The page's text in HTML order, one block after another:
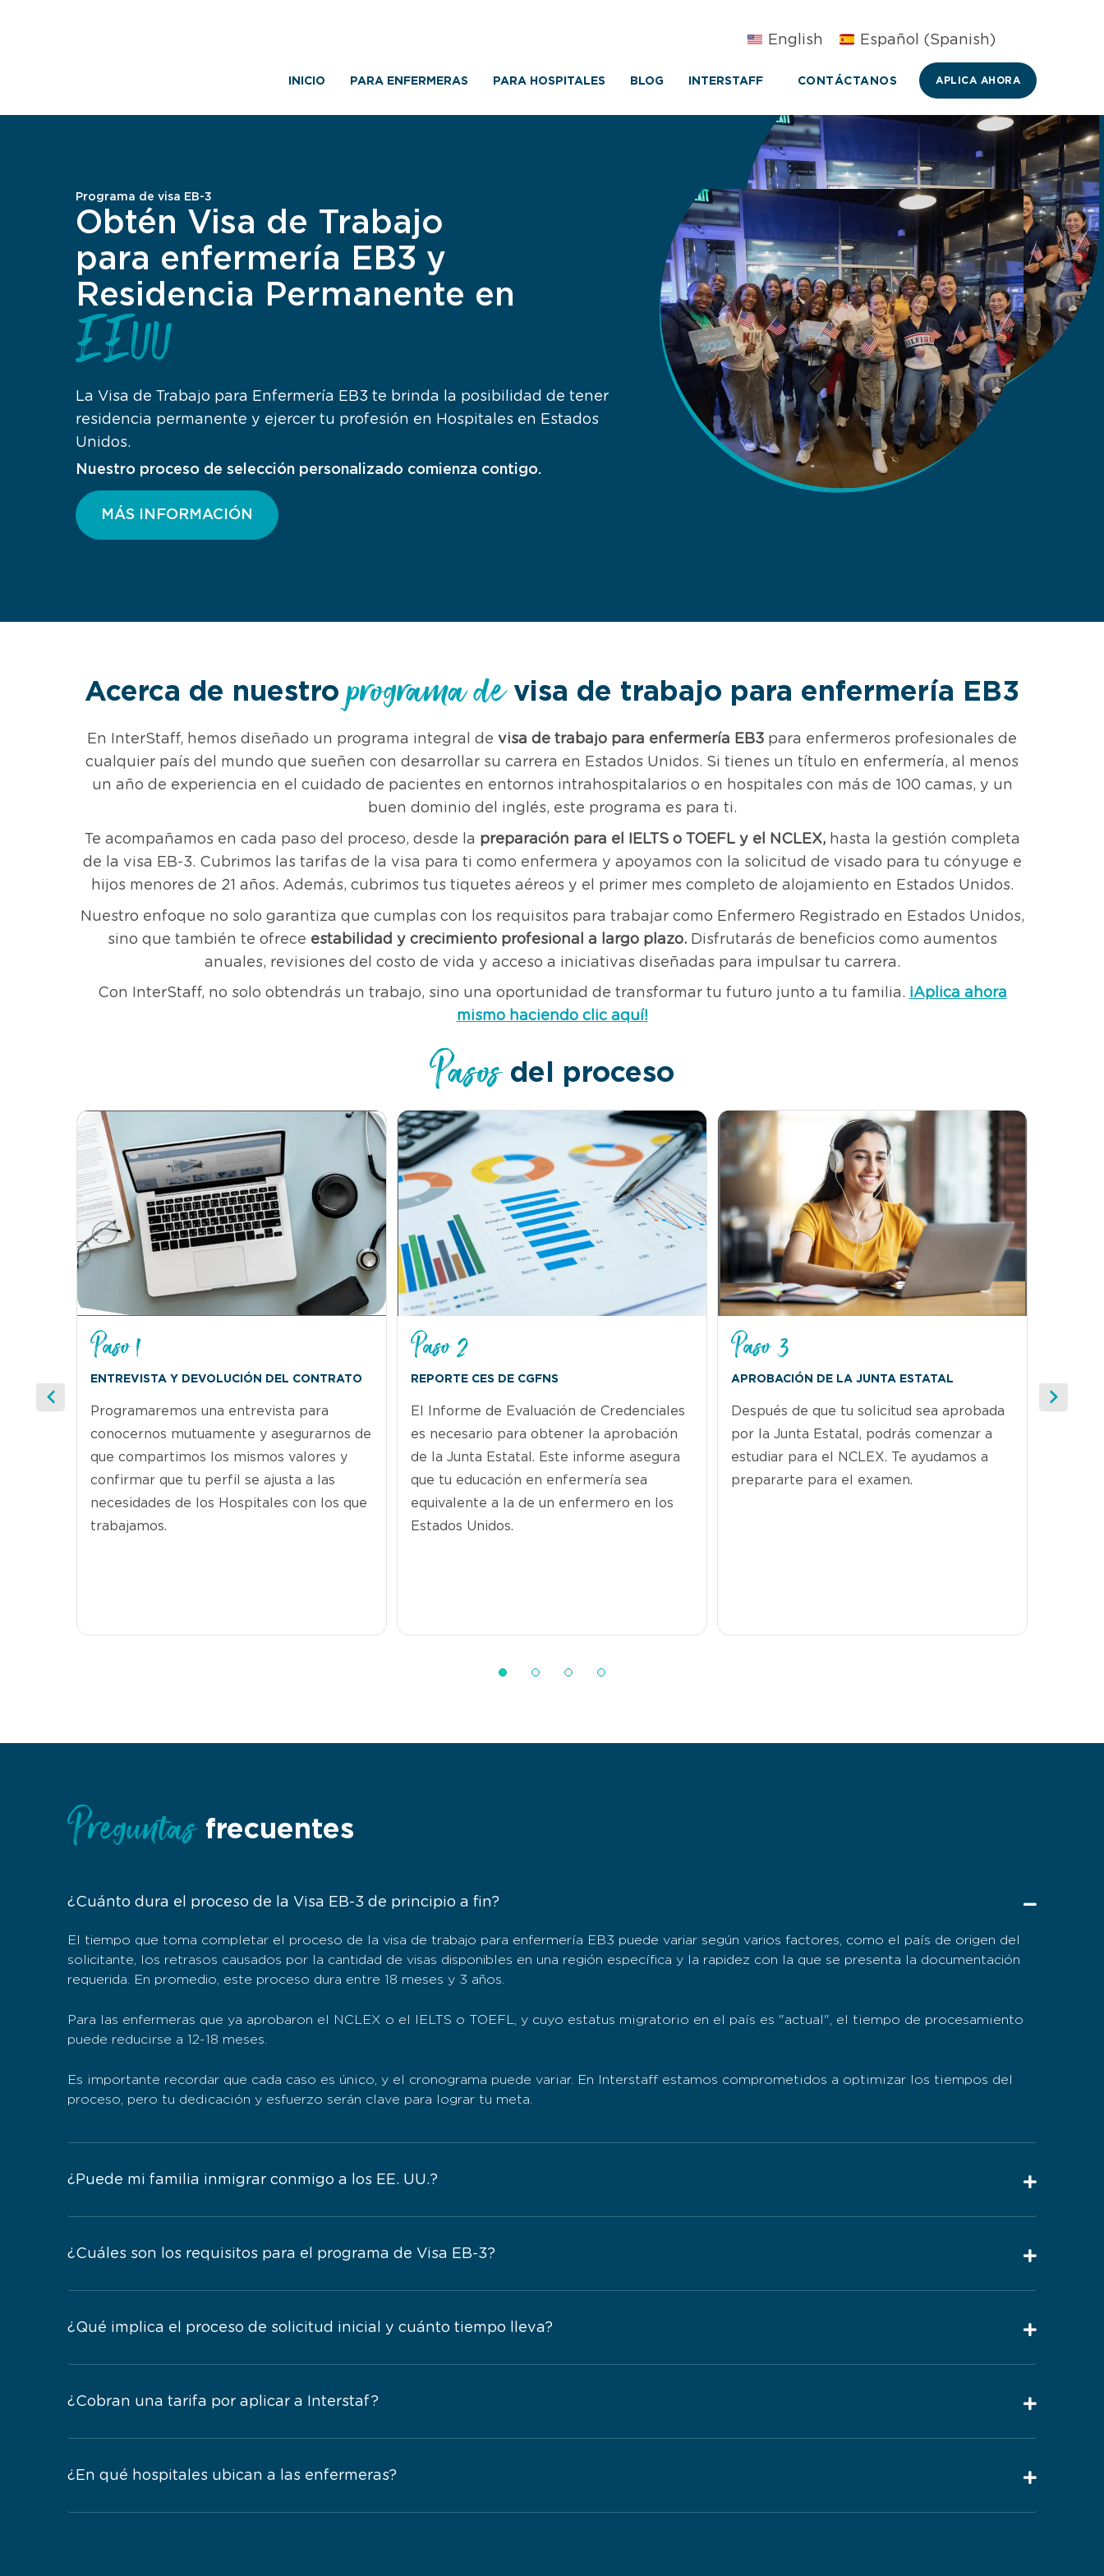
English Español (Spanish)
INICIO PARA ENFERMERAS PARA HOSPITALES BLOG INTERSTAFF CONTÁCTANOS APLICA AHORA
Programa de visa EB-3
Obtén Visa de Trabajo
para enfermería EB3 y
Residencia Permanente en
EEUU
La Visa de Trabajo para Enfermería EB3 te brinda la posibilidad de tener
residencia permanente y ejercer tu profesión en Hospitales en Estados
Unidos.
Nuestro proceso de selección personalizado comienza contigo.
MÁS INFORMACIÓN
Acerca de nuestroprograma devisa de trabajo para enfermería EB3
En InterStaff, hemos diseñado un programa integral de visa de trabajo para enfermería EB3 para enfermeros profesionales de
cualquier país del mundo que sueñen con desarrollar su carrera en Estados Unidos. Si tienes un título en enfermería, al menos
un año de experiencia en el cuidado de pacientes en entornos intrahospitalarios o en hospitales con más de 100 camas, y un
buen dominio del inglés, este programa es para ti.
Te acompañamos en cada paso del proceso, desde la preparación para el IELTS o TOEFL y el NCLEX,hasta la gestión completa
de la visa EB-3. Cubrimos las tarifas de la visa para ti como enfermera y apoyamos con la solicitud de visado para tu cónyuge e
hijos menores de 21 años. Además, cubrimos tus tiquetes aéreos y el primer mes completo de alojamiento en Estados Unidos.
Nuestro enfoque no solo garantiza que cumplas con los requisitos para trabajar como Enfermero Registrado en Estados Unidos,
sino que también te ofrece estabilidad y crecimiento profesional a largo plazo.Disfrutarás de beneficios como aumentos
anuales, revisiones del costo de vida y acceso a iniciativas diseñadas para impulsar tu carrera.
Con InterStaff, no solo obtendrás un trabajo, sino una oportunidad de transformar tu futuro junto a tu familia. ¡Aplica ahora
mismo haciendo clic aquí!
Pasosdel proceso
Paso 1
ENTREVISTA Y DEVOLUCIÓN DEL CONTRATO
Programaremos una entrevista para
conocernos mutuamente y asegurarnos de
que compartimos los mismos valores y
confirmar que tu perfil se ajusta a las
necesidades de los Hospitales con los que
trabajamos.
Paso 2
REPORTE CES DE CGFNS
El Informe de Evaluación de Credenciales
es necesario para obtener la aprobación
de la Junta Estatal. Este informe asegura
que tu educación en enfermería sea
equivalente a la de un enfermero en los
Estados Unidos.
Paso 3
APROBACIÓN DE LA JUNTA ESTATAL
Después de que tu solicitud sea aprobada
por la Junta Estatal, podrás comenzar a
estudiar para el NCLEX. Te ayudamos a
prepararte para el examen.
Si se
Preguntasfrecuentes
¿Cuánto dura el proceso de la Visa EB-3 de principio a fin?
El tiempo que toma completar el proceso de la visa de trabajo para enfermería EB3 puede variar según varios factores, como el país de origen del
solicitante, los retrasos causados por la cantidad de visas disponibles en una región específica y la rapidez con la que se presenta la documentación
requerida. En promedio, este proceso dura entre 18 meses y 3 años.
Para las enfermeras que ya aprobaron el NCLEX o el IELTS o TOEFL, y cuyo estatus migratorio en el país es "actual", el tiempo de procesamiento
puede reducirse a 12-18 meses.
Es importante recordar que cada caso es único, y el cronograma puede variar. En Interstaff estamos comprometidos a optimizar los tiempos del
proceso, pero tu dedicación y esfuerzo serán clave para lograr tu meta.
¿Puede mi familia inmigrar conmigo a los EE. UU.?
¿Cuáles son los requisitos para el programa de Visa EB-3?
¿Qué implica el proceso de solicitud inicial y cuánto tiempo lleva?
¿Cobran una tarifa por aplicar a Interstaf?
¿En qué hospitales ubican a las enfermeras?